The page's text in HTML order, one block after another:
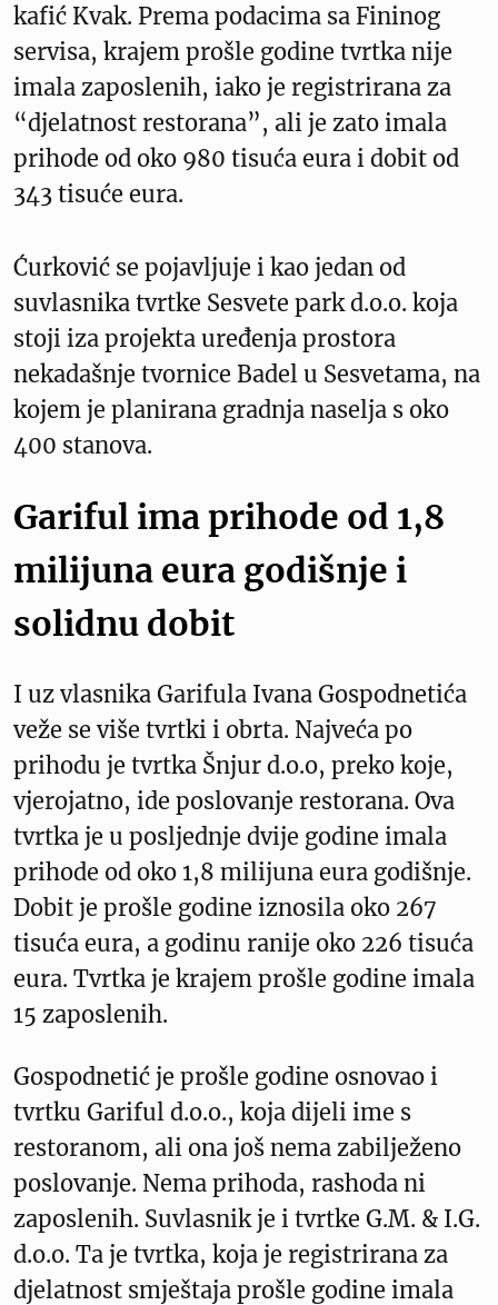
kafić Kvak. Prema podacima sa Fininog
servisa, krajem prošle godine tvrtka nije
imala zaposlenih, iako je registrirana za
“djelatnost restorana”, ali je zato imala
prihode od oko 980 tisuća eura i dobit od
343 tisuće eura.
Ćurković se pojavljuje i kao jedan od
suvlasnika tvrtke Sesvete park d.o.o. koja
stoji iza projekta uređenja prostora
nekadašnje tvornice Badel u Sesvetama, na
kojem je planirana gradnja naselja s oko
400 stanova.
Gariful ima prihode od 1,8
milijuna eura godišnje i
solidnu dobit
I uz vlasnika Garifula Ivana Gospodnetića
veže se više tvrtki i obrta. Najveća po
prihodu je tvrtka Šnjur d.o.o, preko koje,
vjerojatno, ide poslovanje restorana. Ova
tvrtka je u posljednje dvije godine imala
prihode od oko 1,8 milijuna eura godišnje.
Dobit je prošle godine iznosila oko 267
tisuća eura, a godinu ranije oko 226 tisuća
eura. Tvrtka je krajem prošle godine imala
15 zaposlenih.
Gospodnetić je prošle godine osnovao i
tvrtku Gariful d.o.o., koja dijeli ime s
restoranom, ali ona još nema zabilježeno
poslovanje. Nema prihoda, rashoda ni
zaposlenih. Suvlasnik je i tvrtke G.M. & I.G.
d.o.o. Ta je tvrtka, koja je registrirana za
djelatnost smještaja prošle godine imala